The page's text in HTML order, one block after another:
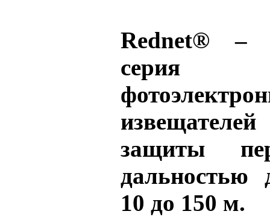
Rednet® –
серия
защиты
дальностью
10 до 150 м.